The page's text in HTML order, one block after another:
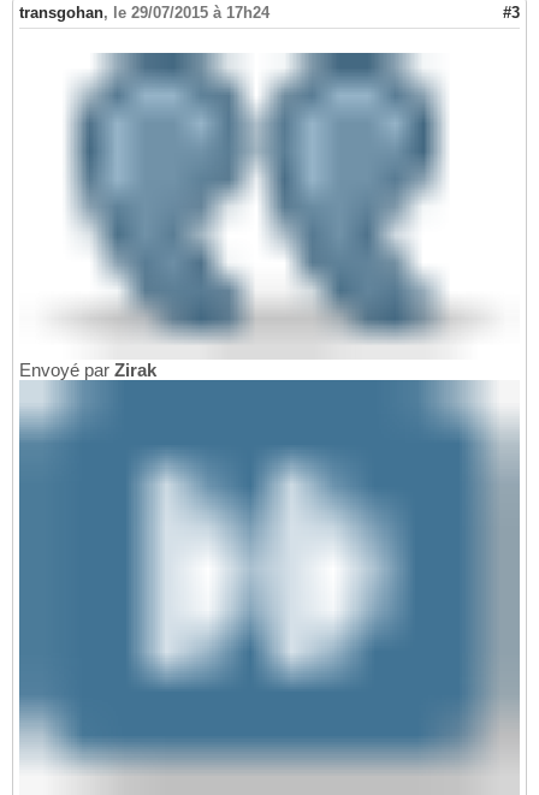
transgohan, le 29/07/2015 à 17h24 #3
Envoyé par Zirak